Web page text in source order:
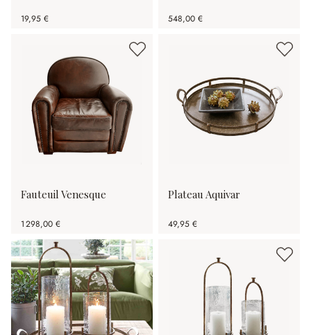
19,95 € 548,00 €
Fauteuil Venesque
1 298,00 €
Plateau Aquivar
49,95 €